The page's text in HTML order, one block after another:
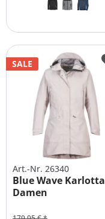
SALE
Art.-Nr. 26340
Blue Wave Karlotta
Damen